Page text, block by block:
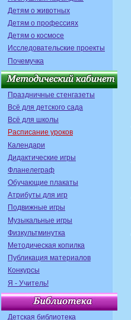
Детям о животных
Детям о профессиях
Детям о космосе
Исследовательские проекты
Почемучка
Праздничные стенгазеты
Всё для детского сада
Всё для школы
Расписание уроков
Календари
Дидактические игры
Фланелеграф
Обучающие плакаты
Атрибуты для игр
Подвижные игры
Музыкальные игры
Физкультминутка
Методическая копилка
Публикация материалов
Конкурсы
Я - Учитель!
Детская библиотека